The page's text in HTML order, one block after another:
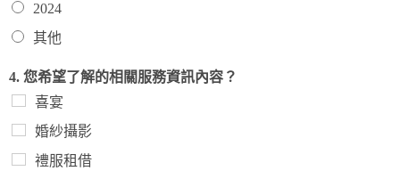
2024
其他
4. 您希望了解的相關服務資訊內容？
喜宴
婚紗攝影
禮服租借